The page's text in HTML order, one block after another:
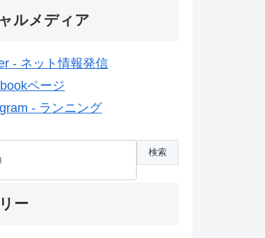
ルメディア
- ネット情報発信
ページ
- ランニング
ー